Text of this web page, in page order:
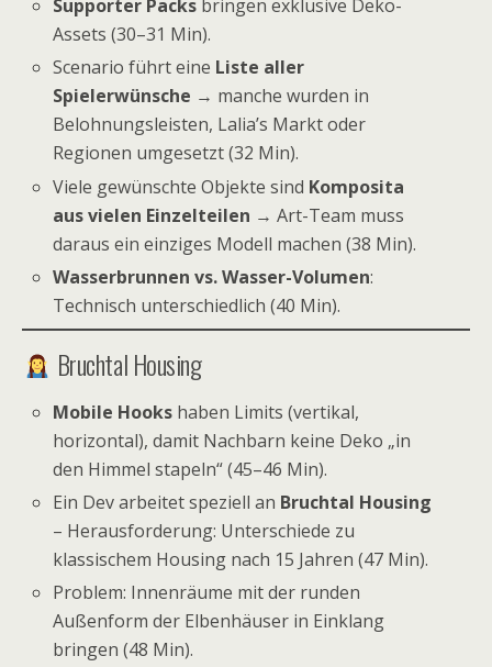
Supporter Packs bringen exklusive Deko-
Assets (30–31 Min).
Scenario führt eine Liste aller
Spielerwünsche → manche wurden in
Belohnungsleisten, Lalia’s Markt oder
Regionen umgesetzt (32 Min).
Viele gewünschte Objekte sind Komposita
aus vielen Einzelteilen → Art-Team muss
daraus ein einziges Modell machen (38 Min).
Wasserbrunnen vs. Wasser-Volumen:
Technisch unterschiedlich (40 Min).
Bruchtal Housing
Mobile Hooks haben Limits (vertikal,
horizontal), damit Nachbarn keine Deko „in
den Himmel stapeln“ (45–46 Min).
Ein Dev arbeitet speziell an Bruchtal Housing
– Herausforderung: Unterschiede zu
klassischem Housing nach 15 Jahren (47 Min).
Problem: Innenräume mit der runden
Außenform der Elbenhäuser in Einklang
bringen (48 Min).